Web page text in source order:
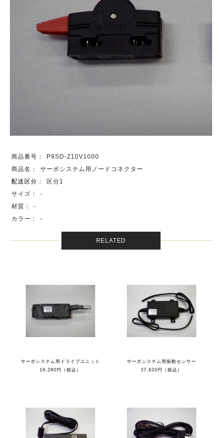
商品番号：
P9SD-Z10V1000
商品名：
サーボシステム用ノードコネクター
配送区分 ：
区分1
サイズ：
-
材質：
-
カラー：
-
RELATED
サーボシステム用ドライブユニット
16,280円（税込）
サーボシステム用振動センサー
37,620円（税込）